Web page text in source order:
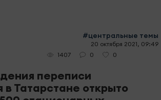
#центральные темы
20 октября 2021, 09:49
1407
0 0
переписи
в Татарстане открыто